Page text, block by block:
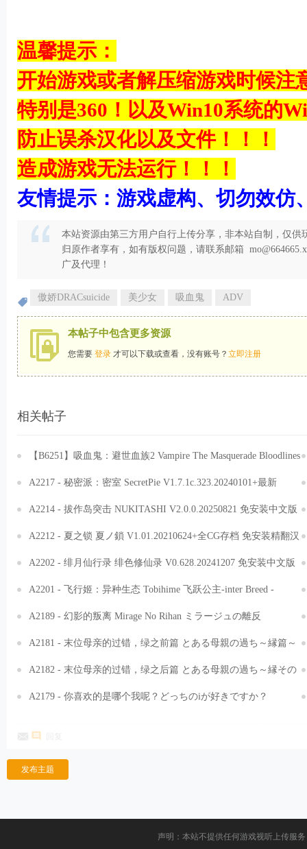
温馨提示：
开始游戏或者解压缩游戏时候注
特别是360！以及Win10系统的
防止误杀汉化以及文件！！！
造成游戏无法运行！！！
友情提示：游戏虚构、切勿效仿
本站资源由第三方用户自行上传分享，非本站自制，仅
归原作者享有，如有版权问题，请联系邮箱
广及代理！
傲娇DRACsuicide 美少女 吸血鬼 ADV
本帖子中包含更多资源
您需要 登录 才可以下载或查看，没有账号？ 立即注册
相关帖子
【B6251】吸血鬼：避世血族2 Vampire The Masquerade Bloodlines
2 v20251021 免安装中文版[25.1GB]
A2217 - 秘密派：密室 SecretPie V1.7.1c.323.20240101+最新
DLC+攻略 免安装中文豪华版[2.01GB]
A2214 - 拔作岛突击 NUKITASHI V2.0.0.20250821 免安装中文版
[783MB]
A2212 - 夏之锁 夏ノ鎖 V1.01.20210624+全CG存档 免安装精翻汉
化中文版[2.67GB]
A2202 - 绯月仙行录 绯色修仙录 V0.628.20241207 免安装中文版
[3.24GB]
A2201 - 飞行姬：异种生态 Tobihime 飞跃公主-inter Breed -
V1.04-PC+安卓+V2.04+修改器 免安装中文版[4.26GB]
A2189 - 幻影的叛离 Mirage No Rihan ミラージュの離反
V1.02+V1.05.20241215 免安装AI中文汉化版[3.45GB]
A2181 - 末位母亲的过错，绿之前篇 とある母親の過ち～縁篇～
V18.11.07.20230526 免安装中文汉化版[1.0GB]
A2182 - 末位母亲的过错，绿之后篇 とある母親の過ち～縁その
後篇 V1.51d.20230529 免安装中文汉化版[1.13GB]
A2179 - 你喜欢的是哪个我呢？どっちのiが好きですか？
发布主题
声明：本站不提供任何游戏视听上传服